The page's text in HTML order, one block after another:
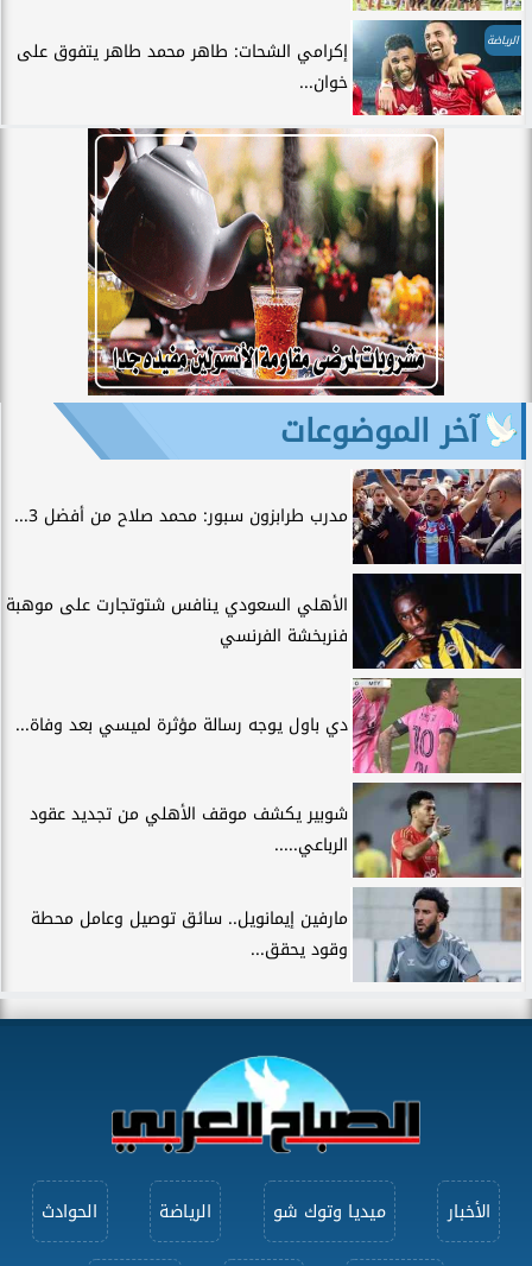
الرياضة
إكرامي الشحات: طاهر محمد طاهر يتفوق على
خوان...
آخر الموضوعات
مدرب طرابزون سبور: محمد صلاح من أفضل 3...
الأهلي السعودي ينافس شتوتجارت على موهبة
فنربخشة الفرنسي
دي باول يوجه رسالة مؤثرة لميسي بعد وفاة...
شوبير يكشف موقف الأهلي من تجديد عقود
الرباعي.....
مارفين إيمانويل.. سائق توصيل وعامل محطة
وقود يحقق...
الأخبار ميديا وتوك شو الرياضة الحوادث